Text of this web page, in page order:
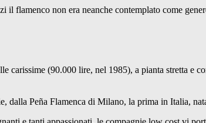
il flamenco non era neanche contemplato come
carissime (90.000 lire, nel 1985), a pianta stretta e
dalla Peña Flamenca di Milano, la prima in Italia,